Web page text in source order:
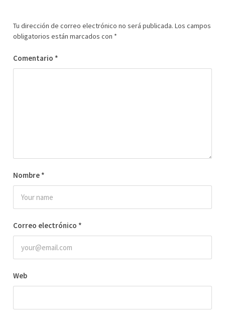
Tu dirección de correo electrónico no será publicada. Los campos
obligatorios están marcados con *
Comentario *
Nombre *
Correo electrónico *
Web